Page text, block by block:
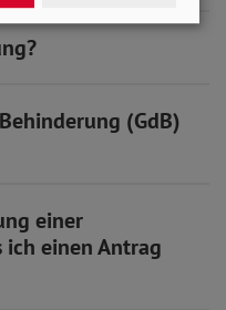
(GdB)
einer
ich einen Antrag